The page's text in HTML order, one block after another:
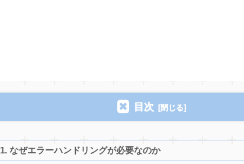
目次
1. なぜエラーハンドリングが必要なのか